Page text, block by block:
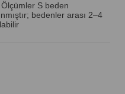
S beden
bedenler arası 2–4